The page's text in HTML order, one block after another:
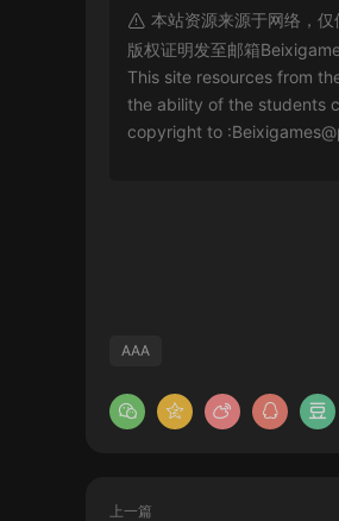
本站资源来源于网络，
版权证明发至邮箱
This site resources from
the ability of the students
copyright to :
AAA
上一篇